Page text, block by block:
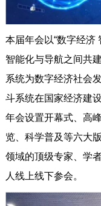
本届年会以“数字经济
智能化与导航之间共
系统为数字经济社会
斗系统在国家经济建
年会设置开幕式、高
览、科学普及等六大
领域的顶级专家、学
人线上线下参会。